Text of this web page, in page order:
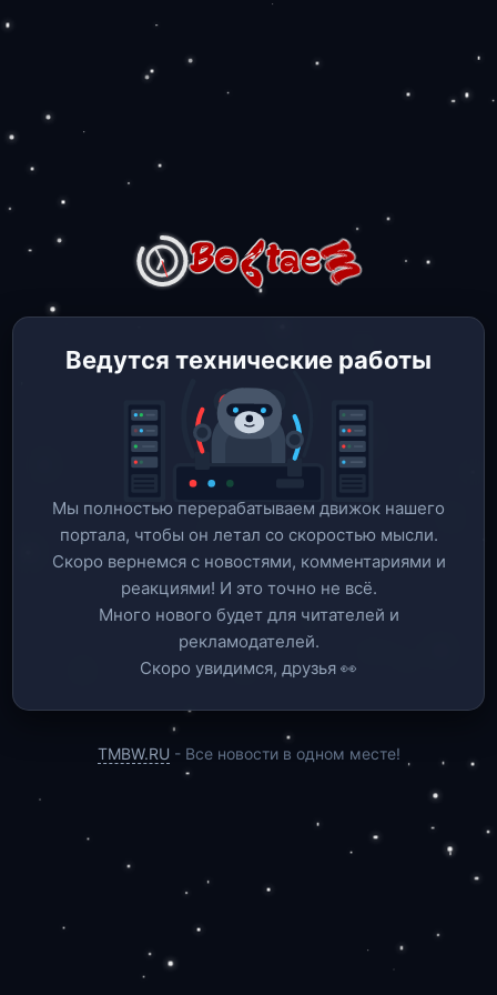
Ведутся технические работы
Мы полностью перерабатываем движок нашего
портала, чтобы он летал со скоростью мысли.
Скоро вернемся c новостями, комментариями и
реакциями! И это точно не всё.
Много нового будет для читателей и
рекламодателей.
Скоро увидимся, друзья 👀
TMBW.RU - Все новости в одном месте!